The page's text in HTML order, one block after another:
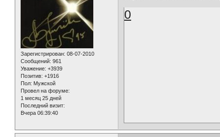
Зарегистрирован: 08-07-2010
Сообщений: 961
Уважение: +3939
Позитив: +1916
Пол: Мужской
Провел на форуме:
1 месяц 25 дней
Последний визит:
Вчера 06:39:40
0